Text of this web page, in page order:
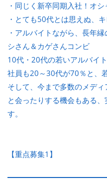
・同じく新卒同期入社！オ
・とても50代とは思えぬ、
・アルバイトながら、長年
シさん＆カゲさんコンビ
10代・20代の若いアルバイト
社員も20～30代が70％と、
そして、今まで多数のメデ
と会ったりする機会もある
す。
【重点募集1】